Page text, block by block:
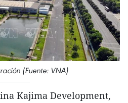
(Fuente: VNA)
Kajima Development,